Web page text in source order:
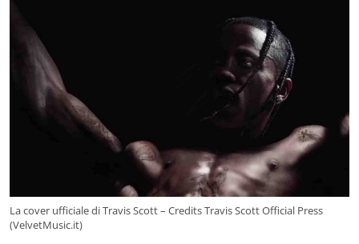
La cover ufficiale di Travis Scott – Credits Travis Scott Official Press
(VelvetMusic.it)